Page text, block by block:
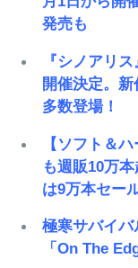
発売も
『シノアリ
開催決定。
多数登場！
【ソフト＆
も週販10万
は9万本セー
極寒サバイ
「On The